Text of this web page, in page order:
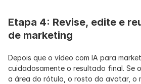
Etapa 4: Revise, edite e
de marketing
Depois que o vídeo com IA para
cuidadosamente o resultado final. Se
a área do rótulo, o rosto do avatar, o